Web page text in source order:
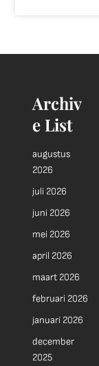
Archiv
e List
augustus
2026
juli 2026
juni 2026
mei 2026
april 2026
maart 2026
februari 2026
januari 2026
december
2025